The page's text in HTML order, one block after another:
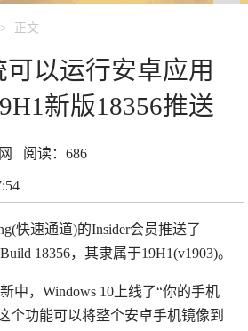
正文
可以运行安卓应用
新版18356推送
阅读：686
快速通道)的Insider会员推送了
18356，其隶属于19H1(v1903)。
中，Windows 10上线了“你的手机
个功能可以将整个安卓手机镜像到